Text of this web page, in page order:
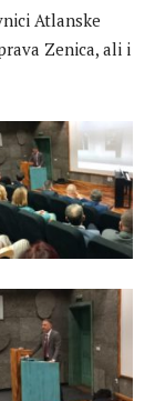
Atlanske
Zenica, ali i